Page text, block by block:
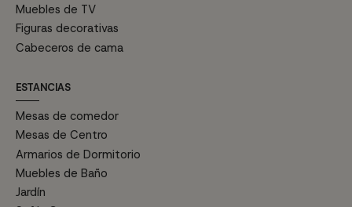
Muebles de TV
Figuras decorativas
Cabeceros de cama
ESTANCIAS
Mesas de comedor
Mesas de Centro
Armarios de Dormitorio
Muebles de Baño
Jardín